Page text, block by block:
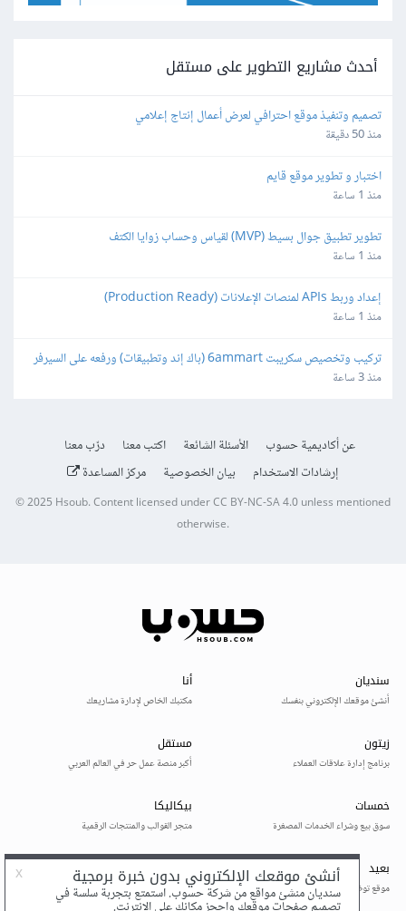
أحدث مشاريع التطوير على مستقل
تصميم وتنفيذ موقع احترافي لعرض أعمال إنتاج إعلامي
منذ 50 دقيقة
اختبار و تطوير موقع قايم
منذ 1 ساعة
تطوير تطبيق جوال بسيط (MVP) لقياس وحساب زوايا الكتف
منذ 1 ساعة
إعداد وربط APIs لمنصات الإعلانات (Production Ready)
منذ 1 ساعة
تركيب وتخصيص سكريبت 6ammart (باك إند وتطبيقات) ورفعه على السيرفر
والمتجر
منذ 3 ساعة
عن أكاديمية حسوب الأسئلة الشائعة اكتب معنا
درّب معنا
إرشادات الاستخدام
بيان الخصوصية مركز المساعدة
© 2025 Hsoub.Content licensed underCC BY-NC-SA 4.0unless mentioned
otherwise.